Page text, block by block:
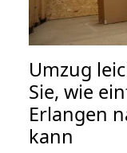
Umzug
Sie, wie
Erlangen
kann